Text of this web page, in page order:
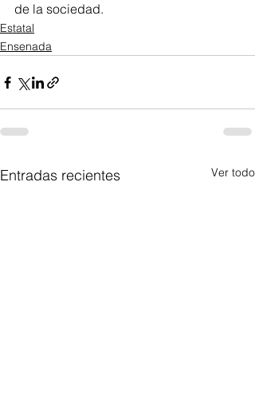
de la sociedad.
Estatal
Ensenada
Entradas recientes Ver todo